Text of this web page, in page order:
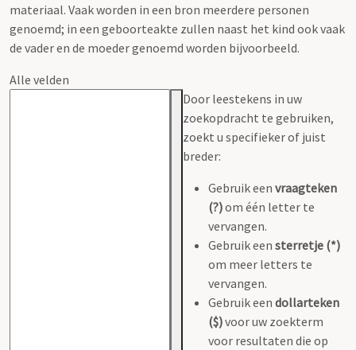
materiaal. Vaak worden in een bron meerdere personen
genoemd; in een geboorteakte zullen naast het kind ook vaak
de vader en de moeder genoemd worden bijvoorbeeld.
Alle velden
Door leestekens in uw
zoekopdracht te gebruiken,
zoekt u specifieker of juist
breder:
Gebruik een vraagteken
(?)om één letter te
vervangen.
Gebruik een sterretje (*)
om meer letters te
vervangen.
Gebruik een dollarteken
($)voor uw zoekterm
voor resultaten die op